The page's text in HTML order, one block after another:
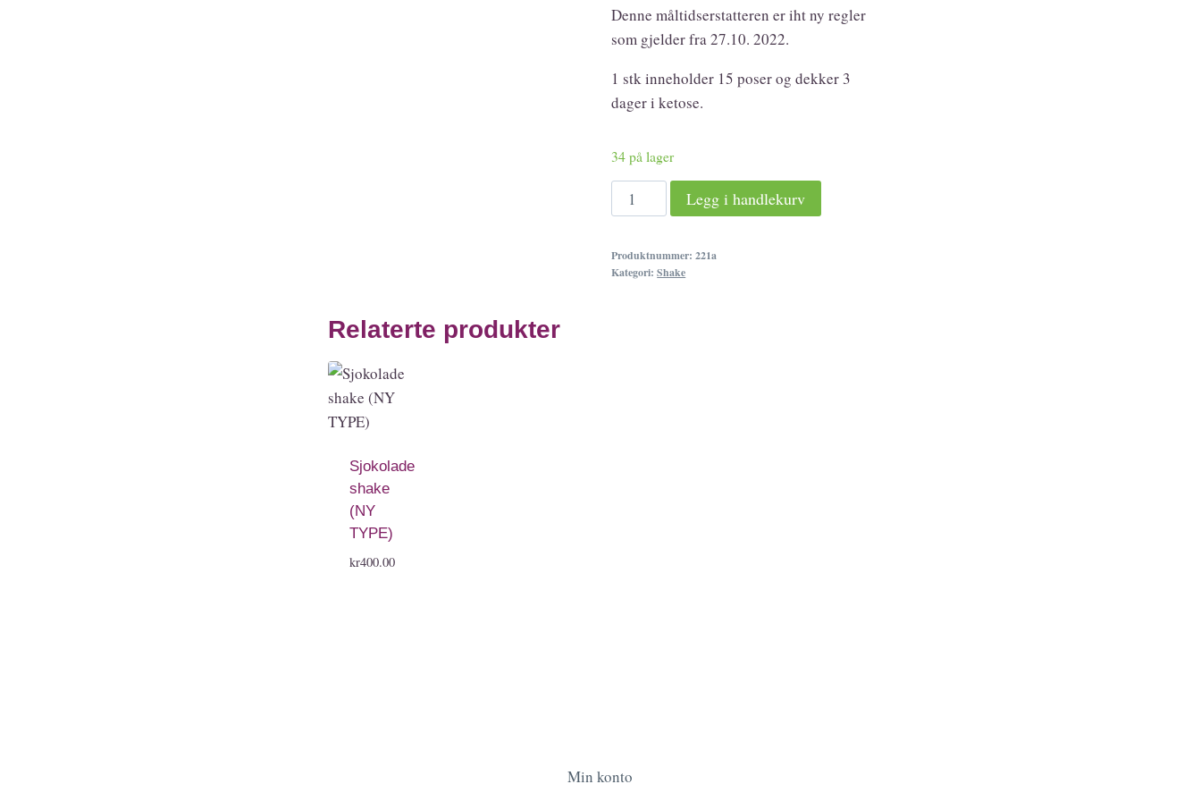
Denne måltidserstatteren er iht ny regler
som gjelder fra 27.10. 2022.
1 stk inneholder 15 poser og dekker 3
dager i ketose.
34 på lager
Jordbær
shake
Legg i handlekurv
Produktnummer:221a
Kategori:Shake
Relaterte produkter
Sjokolade
shake
(NY
TYPE)
kr400.00
Min konto